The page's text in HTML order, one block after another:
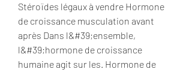
Stéroïdes légaux à vendre Hormone
de croissance musculation avant
après Dans l&#39;ensemble,
l&#39;hormone de croissance
humaine agit sur les. Hormone de